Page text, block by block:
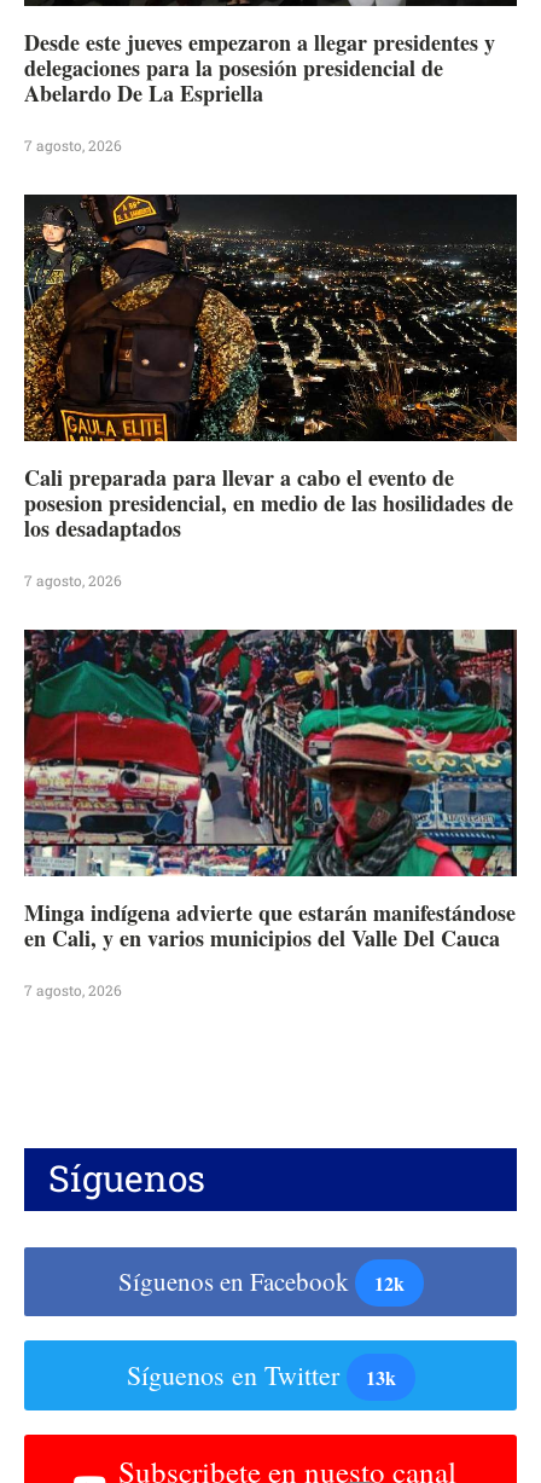
Desde este jueves empezaron a llegar presidentes y
delegaciones para la posesión presidencial de
Abelardo De La Espriella
7 agosto, 2026
Cali preparada para llevar a cabo el evento de
posesion presidencial, en medio de las hosilidades de
los desadaptados
7 agosto, 2026
Minga indígena advierte que estarán manifestándose
en Cali, y en varios municipios del Valle Del Cauca
7 agosto, 2026
Síguenos
Síguenos en Facebook 12k
Síguenos en Twitter 13k
Subscribete en nuesto canal